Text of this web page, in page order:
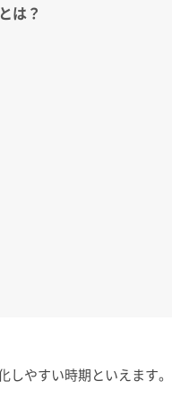
は？
やすい時期といえます